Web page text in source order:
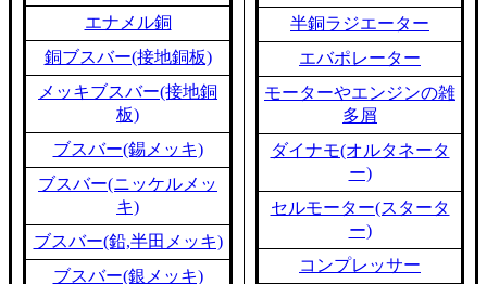
エナメル銅
銅ブスバー(接地銅板)
メッキブスバー(接地銅
板)
ブスバー(錫メッキ)
ブスバー(ニッケルメッ
キ)
ブスバー(鉛,半田メッキ)
ブスバー(銀メッキ)
半銅ラジエーター
エバポレーター
モーターやエンジンの雑
多屑
ダイナモ(オルタネータ
ー)
セルモーター(スタータ
ー)
コンプレッサー